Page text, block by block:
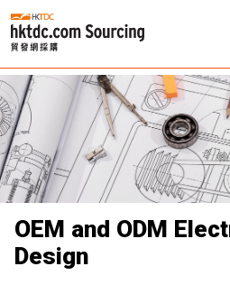
OEM and ODM
Design